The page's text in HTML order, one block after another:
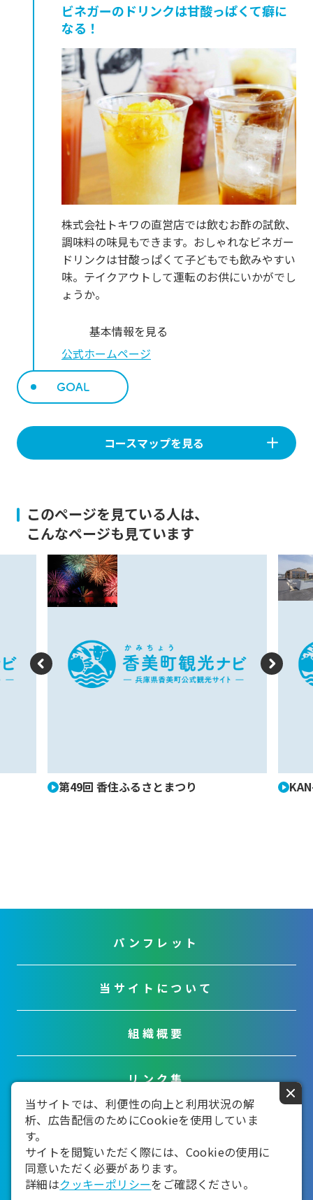
ビネガーのドリンクは甘酸っぱくて癖に
なる！
株式会社トキワの直営店では飲むお酢の試飲、
調味料の味見もできます。おしゃれなビネガー
ドリンクは甘酸っぱくて子どもでも飲みやすい
味。テイクアウトして運転のお供にいかがでし
ょうか。
基本情報を見る
公式ホームページ
GOAL
コースマップを見る
このページを見ている人は、
こんなページも見ています
u 第49回 香住ふるさとまつり
パンフレット
当サイトについて
組織概要
リンク集
お問い合わせ
当サイトでは、利便性の向上と利用状況の解
析、広告配信のためにCookieを使用していま
す。
サイトを閲覧いただく際には、Cookieの使用に
同意いただく必要があります。
詳細はクッキーポリシーをご確認ください。
×